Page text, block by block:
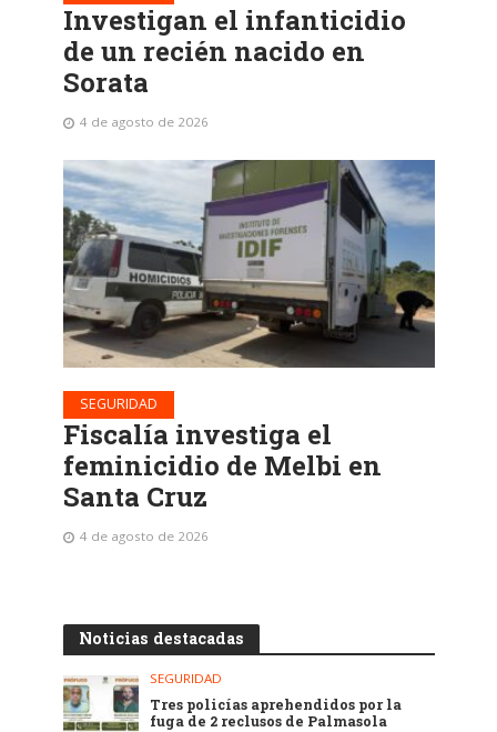
Investigan el infanticidio
de un recién nacido en
Sorata
4 de agosto de 2026
SEGURIDAD
Fiscalía investiga el
feminicidio de Melbi en
Santa Cruz
4 de agosto de 2026
Noticias destacadas
SEGURIDAD
Tres policías aprehendidos por la
fuga de 2 reclusos de Palmasola